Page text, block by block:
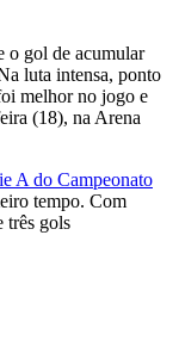
o gol de acumular
luta intensa, ponto
melhor no jogo e
(18), na Arena
A do Campeonato
tempo. Com
três gols